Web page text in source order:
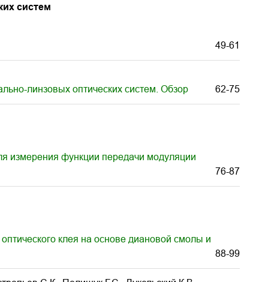
систем
49-61
линзовых оптических систем. Обзор
62-75
измерения функции передачи модуляции
76-87
клея на основе диановой смолы и
88-99